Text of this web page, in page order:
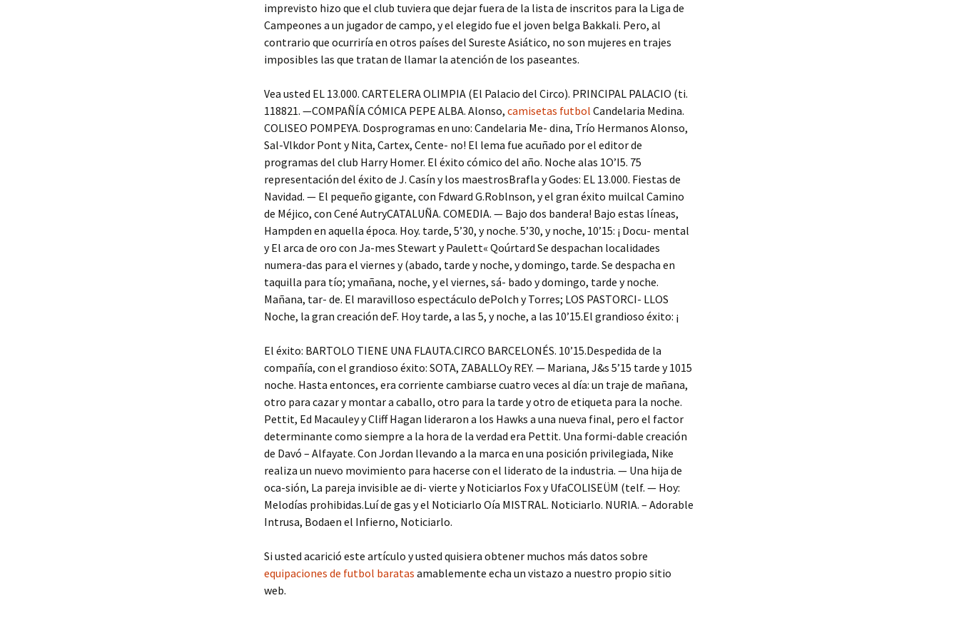
imprevisto hizo que el club tuviera que dejar fuera de la lista de inscritos para la Liga de
Campeones a un jugador de campo, y el elegido fue el joven belga Bakkali. Pero, al
contrario que ocurriría en otros países del Sureste Asiático, no son mujeres en trajes
imposibles las que tratan de llamar la atención de los paseantes.
Vea usted EL 13.000. CARTELERA OLIMPIA (El Palacio del Circo). PRINCIPAL PALACIO (ti.
118821. —COMPAÑÍA CÓMICA PEPE ALBA. Alonso, camisetas futbol Candelaria Medina.
COLISEO POMPEYA. Dosprogramas en uno: Candelaria Me- dina, Trío Hermanos Alonso,
Sal-Vlkdor Pont y Nita, Cartex, Cente- no! El lema fue acuñado por el editor de
programas del club Harry Homer. El éxito cómico del año. Noche alas 1O’I5. 75
representación del éxito de J. Casín y los maestrosBrafla y Godes: EL 13.000. Fiestas de
Navidad. — El pequeño gigante, con Fdward G.Roblnson, y el gran éxito muilcal Camino
de Méjico, con Cené AutryCATALUÑA. COMEDIA. — Bajo dos bandera! Bajo estas líneas,
Hampden en aquella época. Hoy. tarde, 5’30, y noche. 5’30, y noche, 10’15: ¡ Docu- mental
y El arca de oro con Ja-mes Stewart y Paulett« Qoúrtard Se despachan localidades
numera-das para el viernes y (abado, tarde y noche, y domingo, tarde. Se despacha en
taquilla para tío; ymañana, noche, y el viernes, sá- bado y domingo, tarde y noche.
Mañana, tar- de. El maravilloso espectáculo dePolch y Torres; LOS PASTORCI- LLOS
Noche, la gran creación deF. Hoy tarde, a las 5, y noche, a las 10’15.El grandioso éxito: ¡
El éxito: BARTOLO TIENE UNA FLAUTA.CIRCO BARCELONÉS. 10’15.Despedida de la
compañía, con el grandioso éxito: SOTA, ZABALLOy REY. — Mariana, J&s 5’15 tarde y 1015
noche. Hasta entonces, era corriente cambiarse cuatro veces al día: un traje de mañana,
otro para cazar y montar a caballo, otro para la tarde y otro de etiqueta para la noche.
Pettit, Ed Macauley y Cliff Hagan lideraron a los Hawks a una nueva final, pero el factor
determinante como siempre a la hora de la verdad era Pettit. Una formi-dable creación
de Davó – Alfayate. Con Jordan llevando a la marca en una posición privilegiada, Nike
realiza un nuevo movimiento para hacerse con el liderato de la industria. — Una hija de
oca-sión, La pareja invisible ae di- vierte y Noticiarlos Fox y UfaCOLISEÜM (telf. — Hoy:
Melodías prohibidas.Luí de gas y el Noticiarlo Oía MISTRAL. Noticiarlo. NURIA. – Adorable
Intrusa, Bodaen el Infierno, Noticiarlo.
Si usted acarició este artículo y usted quisiera obtener muchos más datos sobre
equipaciones de futbol baratas amablemente echa un vistazo a nuestro propio sitio
web.